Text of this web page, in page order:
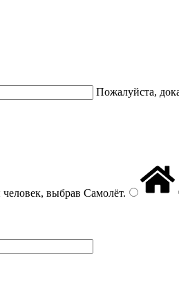
Пожалуйста,
выбрав Самолёт.